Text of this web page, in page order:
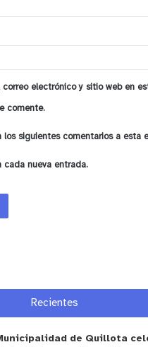
correo electrónico y sitio web en
comente.
los siguientes comentarios a esta
cada nueva entrada.
Recientes
de Quillota